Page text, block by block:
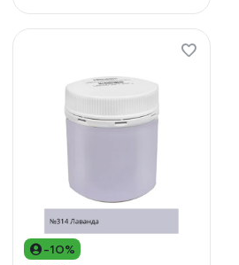
-10%